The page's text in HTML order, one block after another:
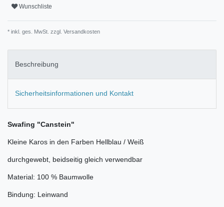
Wunschliste
* inkl. ges. MwSt. zzgl. Versandkosten
Beschreibung
Sicherheitsinformationen und Kontakt
Swafing "Canstein"
Kleine Karos in den Farben Hellblau / Weiß
durchgewebt, beidseitig gleich verwendbar
Material: 100 % Baumwolle
Bindung: Leinwand